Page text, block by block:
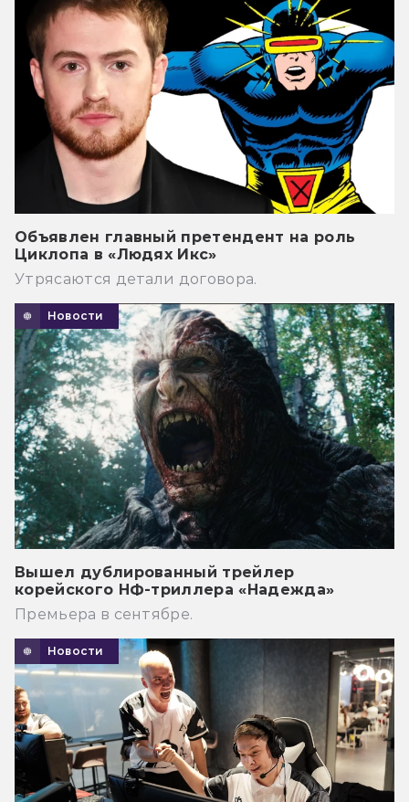
Объявлен главный претендент на роль
Циклопа в «Людях Икс»
Утрясаются детали договора.
Новости
Вышел дублированный трейлер
корейского НФ-триллера «Надежда»
Премьера в сентябре.
Новости